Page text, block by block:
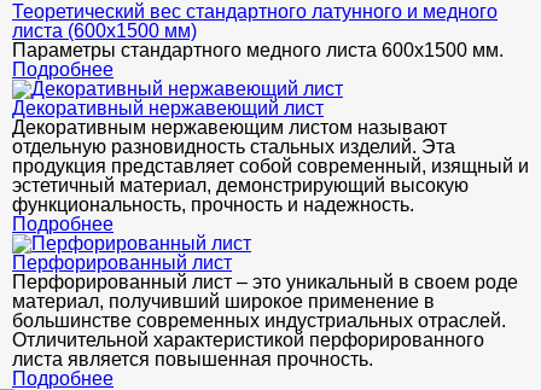
Теоретический вес стандартного латунного и медного
листа (600х1500 мм)
Параметры стандартного медного листа 600x1500 мм.
Подробнее
Декоративный нержавеющий лист
Декоративным нержавеющим листом называют
отдельную разновидность стальных изделий. Эта
продукция представляет собой современный, изящный и
эстетичный материал, демонстрирующий высокую
функциональность, прочность и надежность.
Подробнее
Перфорированный лист
Перфорированный лист – это уникальный в своем роде
материал, получивший широкое применение в
большинстве современных индустриальных отраслей.
Отличительной характеристикой перфорированного
листа является повышенная прочность.
Подробнее